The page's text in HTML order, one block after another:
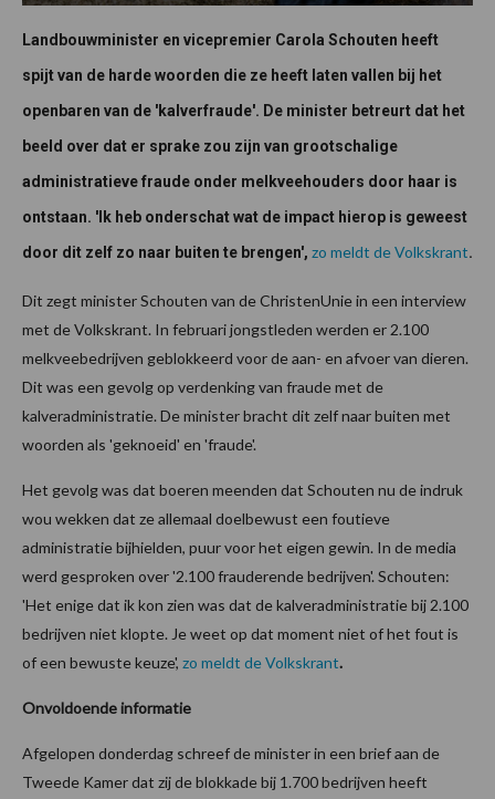
Landbouwminister en vicepremier Carola Schouten heeft
spijt van de harde woorden die ze heeft laten vallen bij het
openbaren van de 'kalverfraude'. De minister betreurt dat het
beeld over dat er sprake zou zijn van grootschalige
administratieve fraude onder melkveehouders door haar is
ontstaan. 'Ik heb onderschat wat de impact hierop is geweest
door dit zelf zo naar buiten te brengen', zo meldt de Volkskrant.
Dit zegt minister Schouten van de ChristenUnie in een interview
met de Volkskrant. In februari jongstleden werden er 2.100
melkveebedrijven geblokkeerd voor de aan- en afvoer van dieren.
Dit was een gevolg op verdenking van fraude met de
kalveradministratie. De minister bracht dit zelf naar buiten met
woorden als 'geknoeid' en 'fraude'.
Het gevolg was dat boeren meenden dat Schouten nu de indruk
wou wekken dat ze allemaal doelbewust een foutieve
administratie bijhielden, puur voor het eigen gewin. In de media
werd gesproken over '2.100 frauderende bedrijven'. Schouten:
'Het enige dat ik kon zien was dat de kalveradministratie bij 2.100
bedrijven niet klopte. Je weet op dat moment niet of het fout is
of een bewuste keuze', zo meldt de Volkskrant.
Onvoldoende informatie
Afgelopen donderdag schreef de minister in een brief aan de
Tweede Kamer dat zij de blokkade bij 1.700 bedrijven heeft